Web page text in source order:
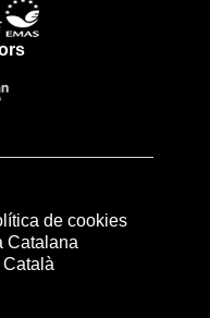
de cookies
Catalana
Català